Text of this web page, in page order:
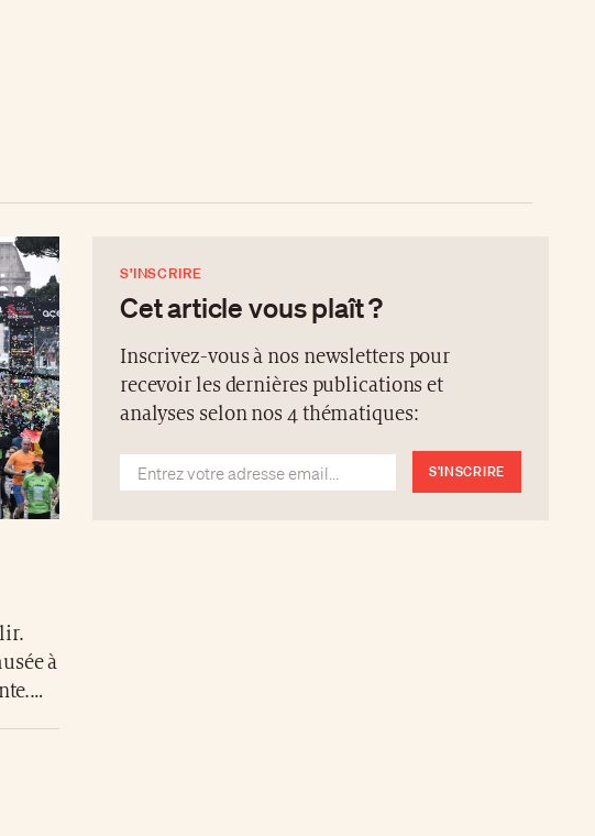
à
S'INSCRIRE
Cet article vous plaît ?
Inscrivez-vous à nos newsletters pour
recevoir les dernières publications et
analyses selon nos 4 thématiques:
S'INSCRIRE